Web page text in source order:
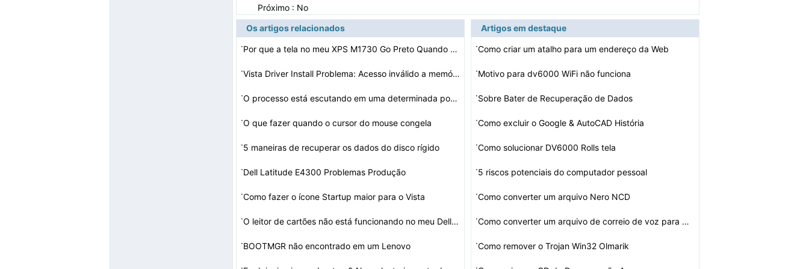
Próximo : No
Os artigos relacionados
·
Por que a tela no meu XPS M1730 Go Preto Quando eu Turn…
·Vista Driver Install Problema: Acesso inválido a memó…
· O processo está escutando em uma determinada porta em …
·O que fazer quando o cursor do mouse congela
·5 maneiras de recuperar os dados do disco rígido
·Dell Latitude E4300 Problemas Produção
·Como fazer o ícone Startup maior para o Vista
·O leitor de cartões não está funcionando no meu Dell…
·BOOTMGR não encontrado em um Lenovo
Artigos em destaque
·Como criar um atalho para um endereço da Web
·Motivo para dv6000 WiFi não funciona
·Sobre Bater de Recuperação de Dados
·Como excluir o Google & AutoCAD História
·Como solucionar DV6000 Rolls tela
·5 riscos potenciais do computador pessoal
·Como converter um arquivo Nero NCD
· Como converter um arquivo de correio de voz para MP3
·Como remover o Trojan Win32 Olmarik